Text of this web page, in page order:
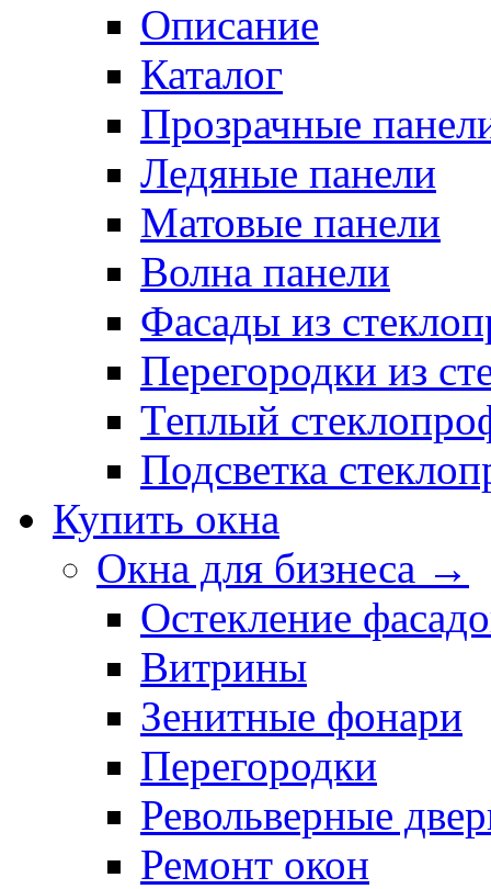
Описание
Каталог
Прозрачные
Ледяные панели
Матовые панели
Волна панели
Фасады из
Перегородки из
Теплый
Подсветка
Купить окна
Окна для бизнеса →
Остекление
Витрины
Зенитные фонари
Перегородки
Револьверные
Ремонт окон